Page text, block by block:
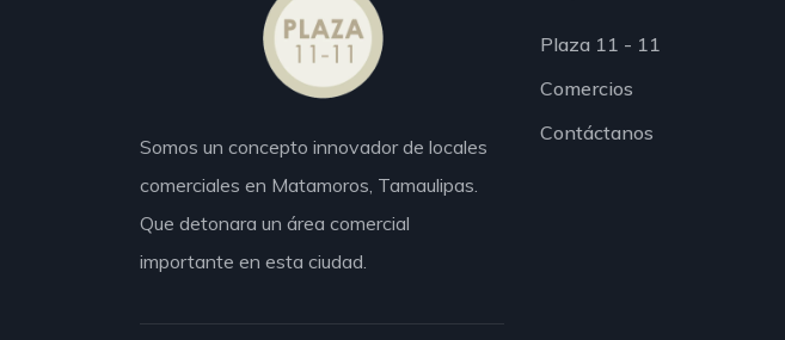
Somos un concepto innovador de locales
comerciales en Matamoros, Tamaulipas.
Que detonara un área comercial
importante en esta ciudad.
Plaza 11 - 11
Comercios
Contáctanos